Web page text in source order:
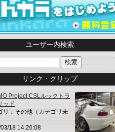
ユーザー内検索
リンク・クリップ
Project CSLルックトラ
ッド
リ：その他（カテゴリ未
18 14:26:08